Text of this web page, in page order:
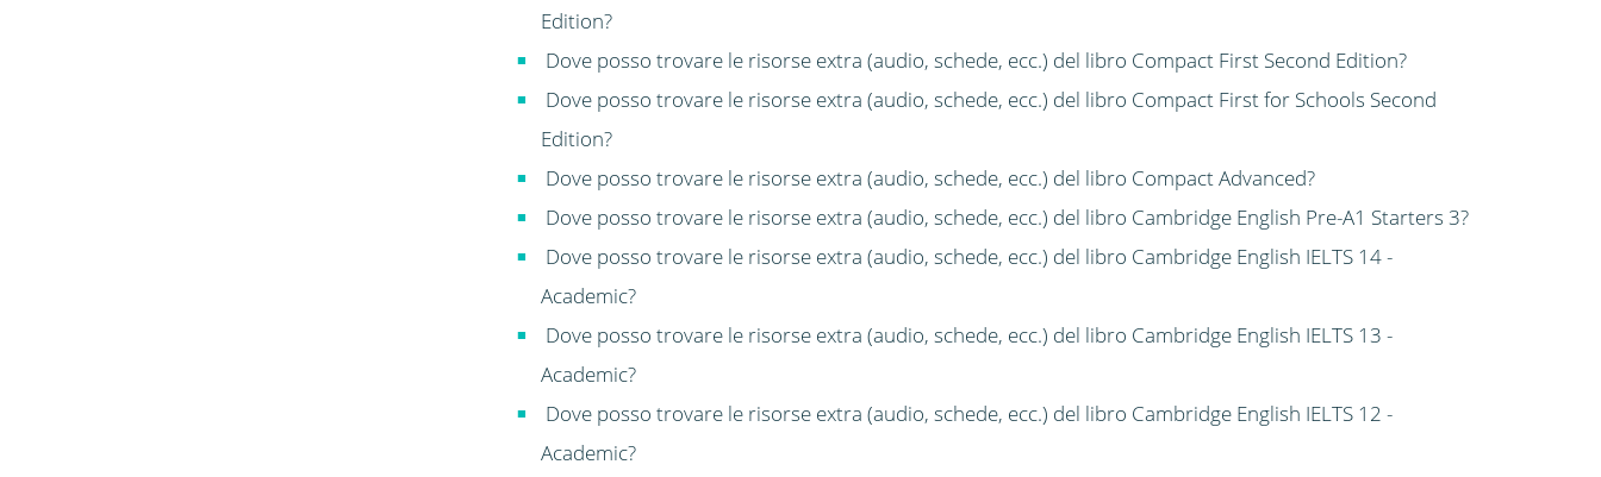
Edition?
Dove posso trovare le risorse extra (audio, schede, ecc.) del libro Compact First Second Edition?
Dove posso trovare le risorse extra (audio, schede, ecc.) del libro Compact First for Schools Second
Edition?
Dove posso trovare le risorse extra (audio, schede, ecc.) del libro Compact Advanced?
Dove posso trovare le risorse extra (audio, schede, ecc.) del libro Cambridge English Pre-A1 Starters 3?
Dove posso trovare le risorse extra (audio, schede, ecc.) del libro Cambridge English IELTS 14 -
Academic?
Dove posso trovare le risorse extra (audio, schede, ecc.) del libro Cambridge English IELTS 13 -
Academic?
Dove posso trovare le risorse extra (audio, schede, ecc.) del libro Cambridge English IELTS 12 -
Academic?